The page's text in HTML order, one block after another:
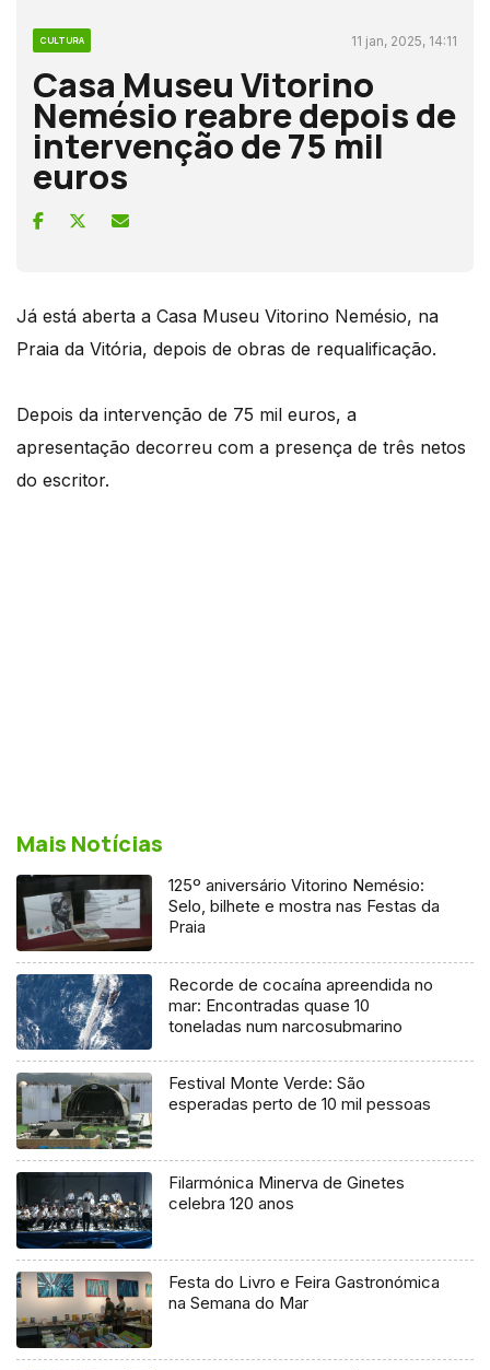
CULTURA 11 jan, 2025, 14:11
Casa Museu Vitorino
Nemésio reabre depois de
intervenção de 75 mil
euros
Já está aberta a Casa Museu Vitorino Nemésio, na
Praia da Vitória, depois de obras de requalificação.
Depois da intervenção de 75 mil euros, a
apresentação decorreu com a presença de três netos
do escritor.
Mais Notícias
125º aniversário Vitorino Nemésio:
Selo, bilhete e mostra nas Festas da
Praia
Recorde de cocaína apreendida no
mar: Encontradas quase 10
toneladas num narcosubmarino
Festival Monte Verde: São
esperadas perto de 10 mil pessoas
Filarmónica Minerva de Ginetes
celebra 120 anos
Festa do Livro e Feira Gastronómica
na Semana do Mar